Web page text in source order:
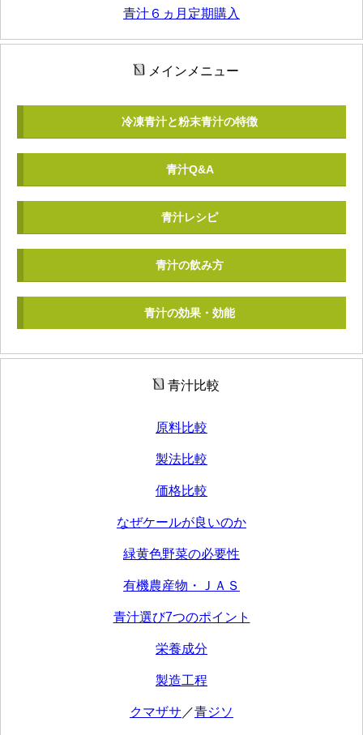
青汁６ヵ月定期購入
メインメニュー
冷凍青汁と粉末青汁の特徴
青汁Q&A
青汁レシピ
青汁の飲み方
青汁の効果・効能
青汁比較
原料比較
製法比較
価格比較
なぜケールが良いのか
緑黄色野菜の必要性
有機農産物・ＪＡＳ
青汁選び7つのポイント
栄養成分
製造工程
クマザサ ／青ジソ